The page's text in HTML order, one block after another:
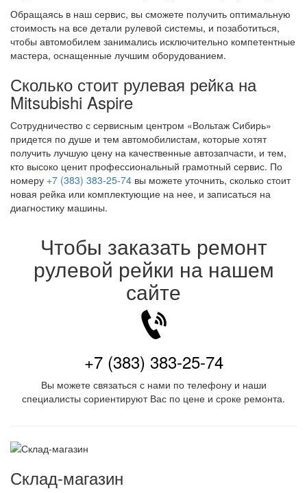
Обращаясь в наш сервис, вы сможете получить оптимальную
стоимость на все детали рулевой системы, и позаботиться,
чтобы автомобилем занимались исключительно компетентные
мастера, оснащенные лучшим оборудованием.
Сколько стоит рулевая рейка на
Mitsubishi Aspire
Сотрудничество с сервисным центром «Вольтаж Сибирь»
придется по душе и тем автомобилистам, которые хотят
получить лучшую цену на качественные автозапчасти, и тем,
кто высоко ценит профессиональный грамотный сервис. По
номеру +7 (383) 383-25-74 вы можете уточнить, сколько стоит
новая рейка или комплектующие на нее, и записаться на
диагностику машины.
Чтобы заказать ремонт
рулевой рейки на нашем
сайте
+7 (383) 383-25-74
Вы можете связаться с нами по телефону и наши
специалисты сориентируют Вас по цене и сроке ремонта.
Склад-магазин